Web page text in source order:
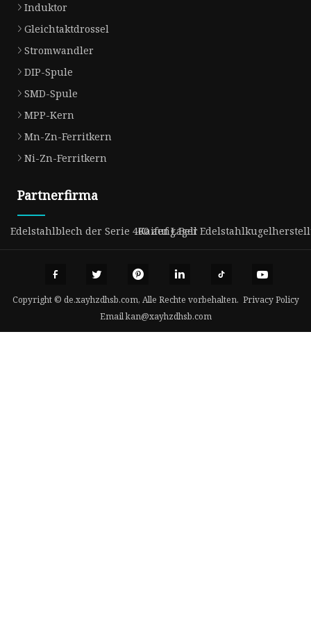
Induktor
Gleichtaktdrossel
Stromwandler
DIP-Spule
SMD-Spule
MPP-Kern
Mn-Zn-Ferritkern
Ni-Zn-Ferritkern
Partnerfirma
Edelstahlblech der Serie 400 auf Lager
Kaifeng Bell
Copyright © de.xayhzdhsb.com, Alle Rechte vorbehalten. Privacy Policy
Emailkan@xayhzdhsb.com